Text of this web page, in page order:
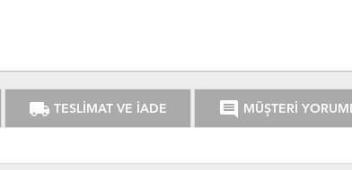
local_shipping TESLİMAT VE İADE comment MÜŞTERİ